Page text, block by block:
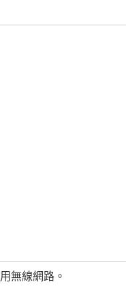
無線網路。